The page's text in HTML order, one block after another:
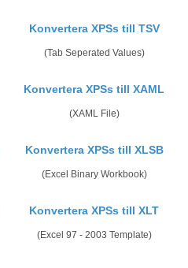
Konvertera XPSs till TSV
(Tab Seperated Values)
Konvertera XPSs till XAML
(XAML File)
Konvertera XPSs till XLSB
(Excel Binary Workbook)
Konvertera XPSs till XLT
(Excel 97 - 2003 Template)